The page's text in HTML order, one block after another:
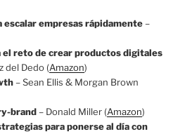
escalar empresas rápidamente–
el reto de crear productos digitales
del Dedo (Amazon)
– Sean Ellis & Morgan Brown
brand– Donald Miller (Amazon)
para ponerse al día con